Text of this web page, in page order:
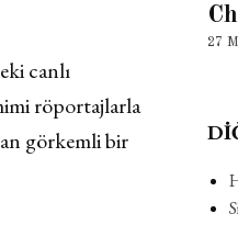
canlı
röportajlarla
görkemli bir
27